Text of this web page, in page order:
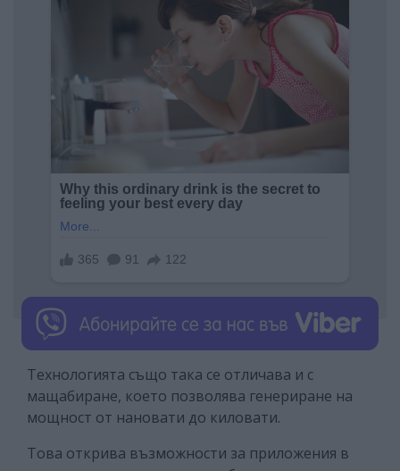
Технологията също така се отличава и с
мащабиране, което позволява генериране на
мощност от нановати до киловати.
Това открива възможности за приложения в